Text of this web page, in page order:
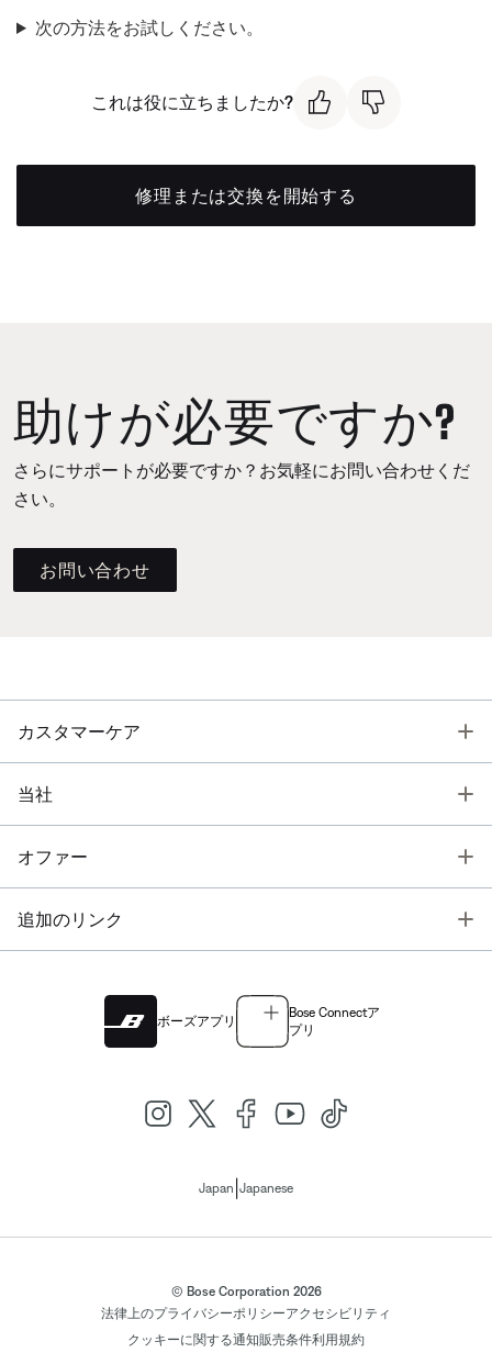
次の方法をお試しください。
これは役に立ちましたか?
修理または交換を開始する
助けが必要ですか?
さらにサポートが必要ですか？お気軽にお問い合わせくだ
さい。
お問い合わせ
カスタマーケア
当社
オファー
追加のリンク
ボーズアプリ
Bose Connectア
プリ
Japan Japanese
© Bose Corporation 2026
法律上のプライバシーポリシーアクセシビリティ
クッキーに関する通知販売条件利用規約